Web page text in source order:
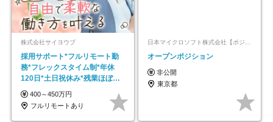
株式会社サイヨウブ
採用サポート*フルリモート勤
務*フレックスタイム制*年休
120日*土日祝休み*残業ほぼな
し*育児中社員8割以上
400～450万円
フルリモートあり
オープンポジション
非公開
東京都